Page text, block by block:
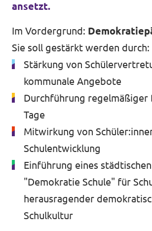
ansetzt.
Im Vordergrund:
Sie soll gestärkt werden durch:
Stärkung von
kommunale Angebote
Durchführung regelmäßiger
Tage
Mitwirkung von
Schulentwicklung
Einführung eines
"Demokratie Schule" für
herausragender
Schulkultur